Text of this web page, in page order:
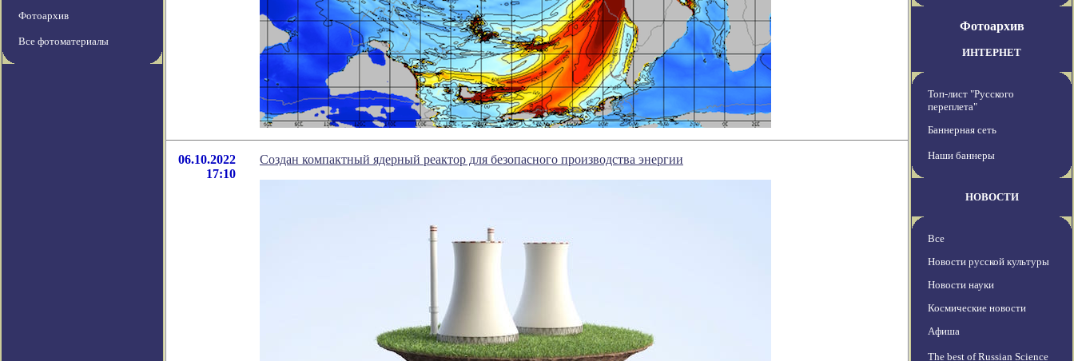
Фотоархив
Все фотоматериалы
06.10.2022
17:10
Создан компактный ядерный реактор для безопасного производства энергии
Фотоархив
ИНТЕРНЕТ
Топ-лист "Русского
переплета"
Баннерная сеть
Наши баннеры
НОВОСТИ
Все
Новости русской культуры
Новости науки
Космические новости
Афиша
The best of Russian Science